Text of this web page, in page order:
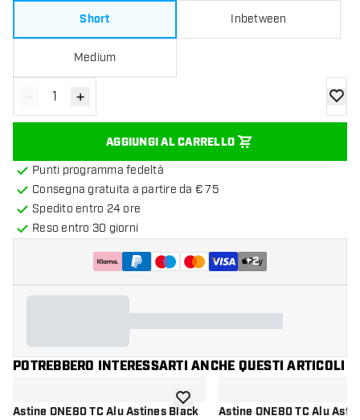
Short
Inbetween
Medium
Diminuisci quantità
- Aumenta quantità
+
AGGIUNGI AL CARRELLO
Punti programma fedeltà
Consegna gratuita a partire da € 75
Spedito entro 24 ore
Reso entro 30 giorni
+2
POTREBBERO INTERESSARTI ANCHE QUESTI ARTICOLI
Astine ONE80 TC Alu Astines Blackaggiungi alla lista dei desideri
Astine ONE80 TC Alu